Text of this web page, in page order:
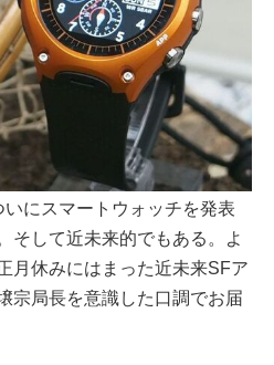
にスマートウォッチを発表
そして近未来的でもある。よ
月休みにはまった近未来SFア
宗局長を意識した口調でお届